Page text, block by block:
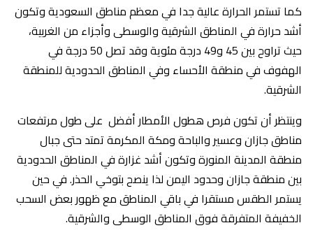
كما تستمر الحرارة عالية جدا في معظم مناطق السعودية وتكون
أشد حرارة في المناطق الشرقية والوسطى وأجزاء من الغربية،
حيث تراوح بين 45 و49 درجة مئوية وقد تصل 50 درجة في
الهفوف في منطقة الأحساء وفي المناطق الحدودية للمنطقة
الشرقية.
وينتظر أن تكون فرص هطول الأمطار أفضل على طول مرتفعات
مناطق جازان وعسير والباحة ومكة المكرمة تمتد حتى جبال
منطقة المدينة المنورة وتكون أشد غزارة في المناطق الحدودية
بين منطقة جازان وحدود اليمن لذا ينصح بتوخي الحذر. في حين
يستمر الطقس مستقرا في باقي المناطق مع ظهور بعض السحب
الخفيفة المتفرقة فوق المناطق الوسطى والشرقية.